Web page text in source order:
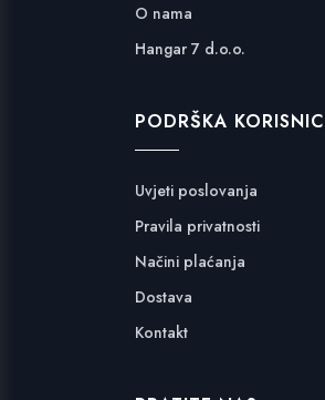
O nama
Hangar 7 d.o.o.
PODRŠKA
Uvjeti poslovanja
Pravila privatnosti
Načini plaćanja
Dostava
Kontakt